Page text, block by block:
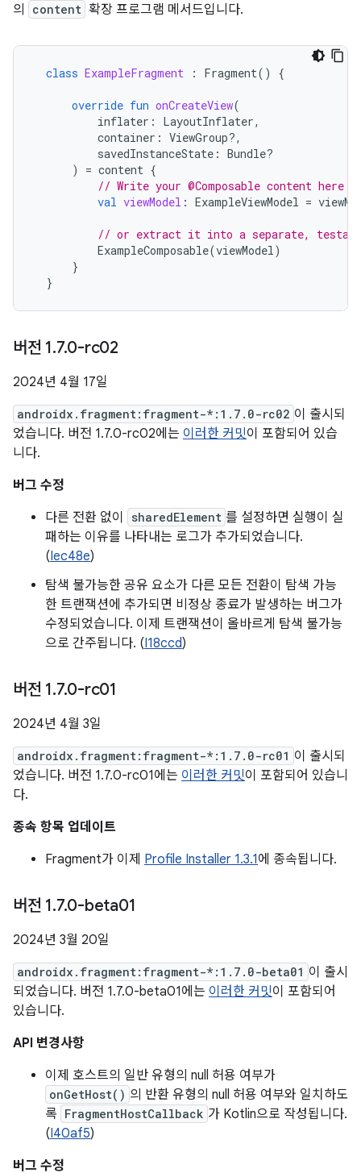
의 content 확장 프로그램 메서드입니다.
class ExampleFragment : Fragment() {
override fun onCreateView(
inflater : LayoutInflater,
container : ViewGroup?,
savedInstanceState : Bundle?
)
= content {
// Write your @Composable content here
val viewModel : ExampleViewModel =
// or extract it into a separate,
ExampleComposable(viewModel)
}
}
버전 1.7.0-rc02
2024년 4월 17일
androidx.fragment:fragment-*:1.7.0-rc02 이 출시되
었습니다. 버전 1.7.0-rc02에는 이러한 커밋이 포함되어 있습
니다.
버그 수정
다른 전환 없이
sharedElement 를 설정하면 실행이 실
패하는 이유를 나타내는 로그가 추가되었습니다.
(Iec48e)
탐색 불가능한 공유 요소가 다른 모든 전환이 탐색 가능
한 트랜잭션에 추가되면 비정상 종료가 발생하는 버그가
수정되었습니다. 이제 트랜잭션이 올바르게 탐색 불가능
으로 간주됩니다. (I18ccd)
버전 1.7.0-rc01
2024년 4월 3일
androidx.fragment:fragment-*:1.7.0-rc01 이 출시되
었습니다. 버전 1.7.0-rc01에는 이러한 커밋이 포함되어 있습니
다.
종속 항목 업데이트
Fragment가 이제 Profile Installer 1.3.1에 종속됩니다.
버전 1.7.0-beta01
2024년 3월 20일
androidx.fragment:fragment-*:1.7.0-beta01 이 출시
되었습니다. 버전 1.7.0-beta01에는 이러한 커밋이 포함되어
있습니다.
API 변경사항
이제 호스트의 일반 유형의 null 허용 여부가
onGetHost() 의 반환 유형의 null 허용 여부와 일치하도
록 FragmentHostCallback 가 Kotlin으로 작성됩니다.
(I40af5)
버그 수정